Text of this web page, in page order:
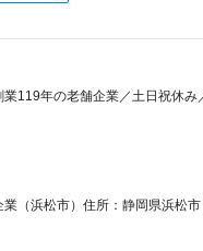
119年の老舗企業／土日祝休み
業（浜松市）住所：静岡県浜松